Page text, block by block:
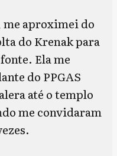
me aproximei do
do Krenak para
Ela me
do PPGAS
até o templo
me convidaram